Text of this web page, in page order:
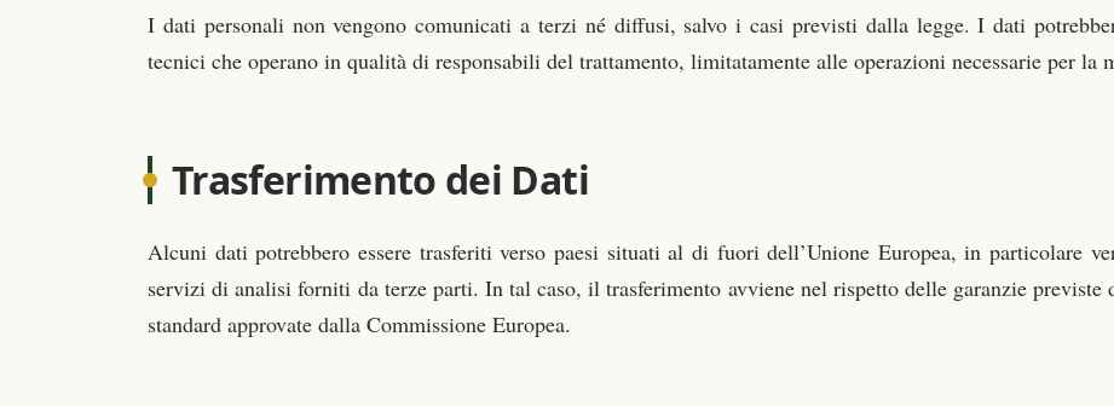
I dati personali non vengono comunicati a terzi né diffusi, salvo i casi previsti dalla legge. I dati
tecnici che operano in qualità di responsabili del trattamento, limitatamente alle operazioni necessarie per la
Trasferimento dei Dati
Alcuni dati potrebbero essere trasferiti verso paesi situati al di fuori dell’Unione Europea, in particolare
servizi di analisi forniti da terze parti. In tal caso, il trasferimento avviene nel rispetto delle garanzie
standard approvate dalla Commissione Europea.